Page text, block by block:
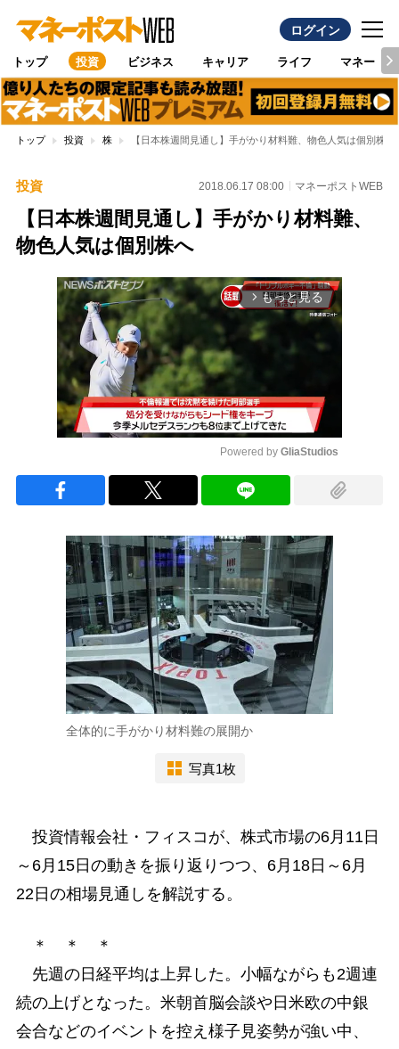
ログイン
トップ 投資 ビジネス キャリア ライフ マネー
トップ 投資 株 【日本株週間見通し】手がかり材料難、物色人気は個別株へ
投資 2018.06.17 08:00 マネーポストWEB
【日本株週間見通し】手がかり材料難、
物色人気は個別株へ
arrow_forward_ios もっと見る
Powered by GliaStudios
全体的に手がかり材料難の展開か
写真1枚
投資情報会社・フィスコが、株式市場の6月11日
～6月15日の動きを振り返りつつ、6月18日～6月
22日の相場見通しを解説する。
＊ ＊ ＊
先週の日経平均は上昇した。小幅ながらも2週連
続の上げとなった。米朝首脳会談や日米欧の中銀
会合などのイベントを控え様子見姿勢が強い中、